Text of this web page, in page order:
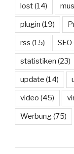
lost(14)
plugin (19)
rss (15) SEO
statistiken (23)
update (14)
video (45)
Werbung(75)